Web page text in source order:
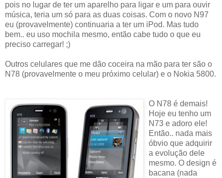
pois no lugar de ter um aparelho para ligar e um para ouvir
música, teria um só para as duas coisas. Com o novo N97
eu (provavelmente) continuaria a ter um iPod. Mas tudo
bem.. eu uso mochila mesmo, então cabe tudo o que eu
preciso carregar! ;)
Outros celulares que me dão coceira na mão para ter são o
N78 (provavelmente o meu próximo celular) e o Nokia 5800.
O N78 é demais!
Hoje eu tenho um
N73 e adoro ele!
Então.. nada mais
óbvio que adquirir
a evolução dele
mesmo. O design é
bacana (nada